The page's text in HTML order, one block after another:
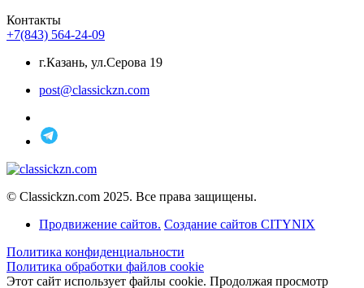
Контакты
+7(843) 564-24-09
г.Казань, ул.Серова 19
post@classickzn.com
© Classickzn.com 2025. Все права защищены.
Продвижение сайтов. Создание сайтов CITYNIX
Политика конфиденциальности
Политика обработки файлов cookie
Этот сайт использует файлы cookie. Продолжая просмотр